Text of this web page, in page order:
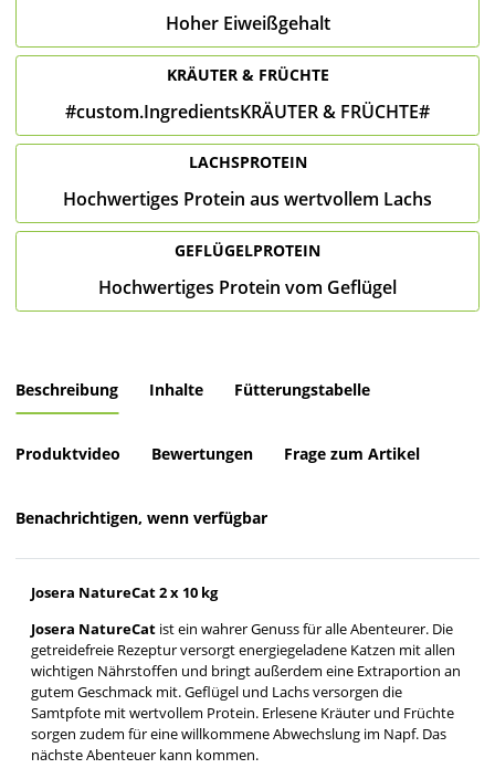
Hoher Eiweißgehalt
KRÄUTER & FRÜCHTE
#custom.IngredientsKRÄUTER & FRÜCHTE#
LACHSPROTEIN
Hochwertiges Protein aus wertvollem Lachs
GEFLÜGELPROTEIN
Hochwertiges Protein vom Geflügel
Beschreibung Inhalte Fütterungstabelle
Produktvideo Bewertungen Frage zum Artikel
Benachrichtigen, wenn verfügbar
Josera NatureCat 2 x 10 kg
Josera NatureCat ist ein wahrer Genuss für alle Abenteurer. Die
getreidefreie Rezeptur versorgt energiegeladene Katzen mit allen
wichtigen Nährstoffen und bringt außerdem eine Extraportion an
gutem Geschmack mit. Geflügel und Lachs versorgen die
Samtpfote mit wertvollem Protein. Erlesene Kräuter und Früchte
sorgen zudem für eine willkommene Abwechslung im Napf. Das
nächste Abenteuer kann kommen.